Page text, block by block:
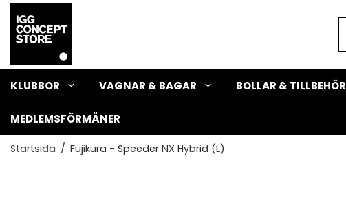
KLUBBOR VAGNAR & BAGAR BOLLAR & TILLBEHÖR
MEDLEMSFÖRMÅNER
Startsida / Fujikura - Speeder NX Hybrid (L)